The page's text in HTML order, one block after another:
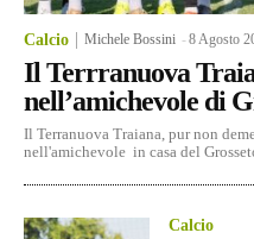
Calcio Michele Bossini -8 Agosto
Il Terrranuova
nell’amichevole di
Il Terranuova Traiana, pur non
nell'amichevole in casa del
Calcio